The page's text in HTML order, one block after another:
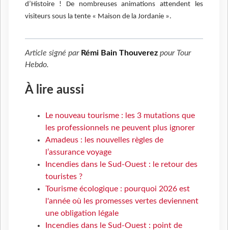
d’Histoire ! De nombreuses animations attendent les
visiteurs sous la tente « Maison de la Jordanie ».
Article signé par Rémi Bain Thouverez pour Tour
Hebdo.
À lire aussi
Le nouveau tourisme : les 3 mutations que
les professionnels ne peuvent plus ignorer
Amadeus : les nouvelles règles de
l’assurance voyage
Incendies dans le Sud-Ouest : le retour des
touristes ?
Tourisme écologique : pourquoi 2026 est
l'année où les promesses vertes deviennent
une obligation légale
Incendies dans le Sud-Ouest : point de